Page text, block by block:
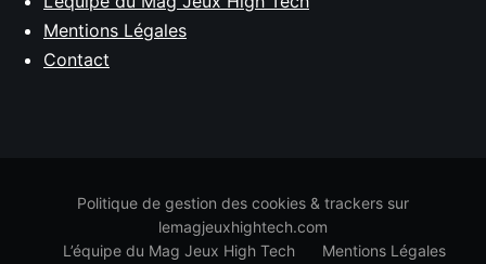
Mentions Légales
Contact
Politique de gestion des cookies & trackers sur
lemagjeuxhightech.com
L’équipe du Mag Jeux High Tech
Mentions Légales